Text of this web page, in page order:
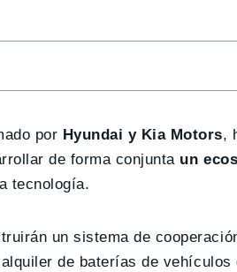
por Hyundai y Kia Motors,
de forma conjunta un
tecnología.
un sistema de
de baterías de